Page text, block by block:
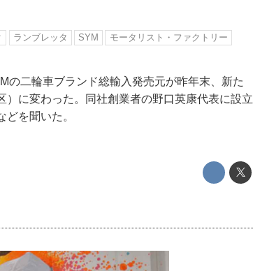
ランブレッタ SYM モータリスト・ファクトリー
の二輪車ブランド総輸入発売元が昨年末、新た
に変わった。同社創業者の野口英康代表に設立
を聞いた。